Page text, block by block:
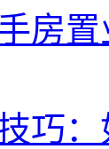
房
巧